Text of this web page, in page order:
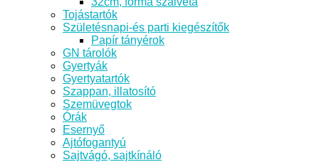
Tojástartók
Születésnapi-és parti kiegészítők
Papír tányérok
GN tárolók
Gyertyák
Gyertyatartók
Szappan, illatosító
Szemüvegtok
Órák
Esernyő
Ajtófogantyú
Sajtvágó, sajtkínáló